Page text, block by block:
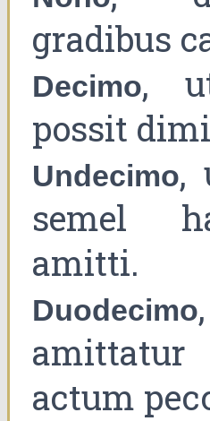
gradibus
Decimo,
possit
Undecimo,
semel
amitti.
Duodecimo
actum